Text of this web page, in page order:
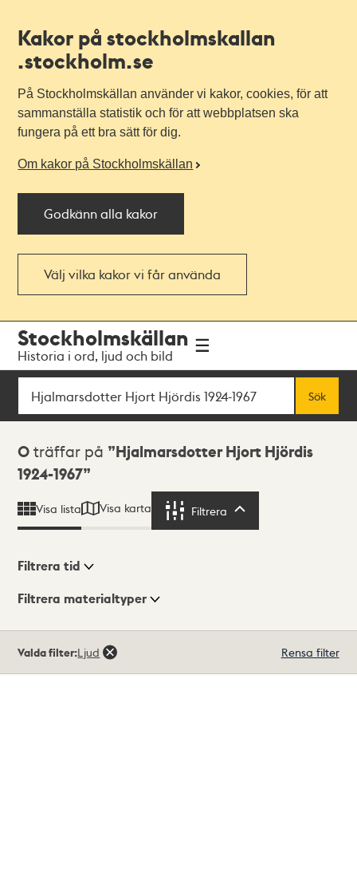
Kakor på stockholmskallan
.stockholm.se
På Stockholmskällan använder vi kakor, cookies, för att
sammanställa statistik och för att webbplatsen ska
fungera på ett bra sätt för dig.
Om kakor på Stockholmskällan
Godkänn alla kakor
Välj vilka kakor vi får använda
navigationen
huvudinnehållet
Stockholmskällan
Historia i ord, ljud och bild
Sök
Sök
Sökresultat
0 träffar på
Hjalmarsdotter Hjort Hjördis
1924-1967
Visa lista Visa karta Filtrera
Visningsläge
Filtrera tid
Filtrera materialtyper
träffar
Valda filter:Ljud Rensa filter